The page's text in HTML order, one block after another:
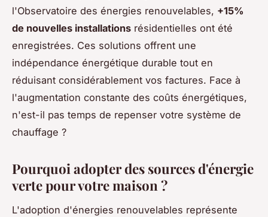
l'Observatoire des énergies renouvelables, +15%
de nouvelles installations résidentielles ont été
enregistrées. Ces solutions offrent une
indépendance énergétique durable tout en
réduisant considérablement vos factures. Face à
l'augmentation constante des coûts énergétiques,
n'est-il pas temps de repenser votre système de
chauffage ?
Pourquoi adopter des sources d'énergie
verte pour votre maison ?
L'adoption d'énergies renouvelables représente